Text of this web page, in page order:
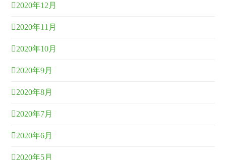
2020年12月
2020年11月
2020年10月
2020年9月
2020年8月
2020年7月
2020年6月
2020年5月